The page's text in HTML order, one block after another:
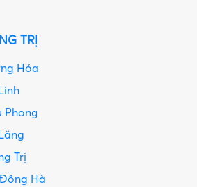
TRỊ
Hóa
Phong
Trị
Hà